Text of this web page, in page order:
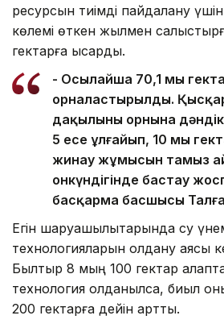
ресурсын тиімді пайдалану үшін
көлемі өткен жылмен
гектарға қысқарды.
- Осылайша 70,1 мың
орналастырылды.
дақылының орнына дәндік
5 есе ұлғайып, 10 мың
жинау жұмысын тамыз
онкүндігінде бастау
басқарма басшысы
Егін шаруашылықтарында су
технологияларын қолдану аясы
Былтыр 8 мың 100 гектар
технология қолданылса, биыл
200 гектарға дейін артты.